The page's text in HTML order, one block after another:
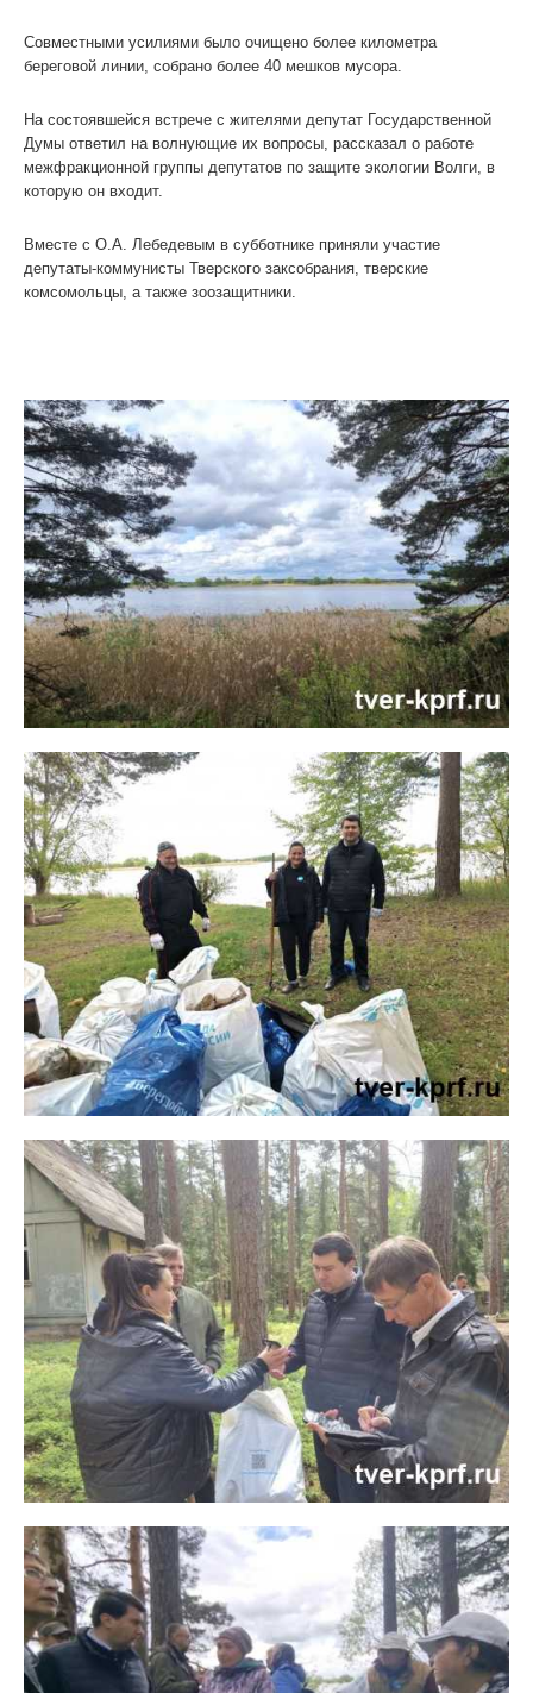
Совместными усилиями было очищено более километра
береговой линии, собрано более 40 мешков мусора.
На состоявшейся встрече с жителями депутат Государственной
Думы ответил на волнующие их вопросы, рассказал о работе
межфракционной группы депутатов по защите экологии Волги, в
которую он входит.
Вместе с О.А. Лебедевым в субботнике приняли участие
депутаты-коммунисты Тверского заксобрания, тверские
комсомольцы, а также зоозащитники.